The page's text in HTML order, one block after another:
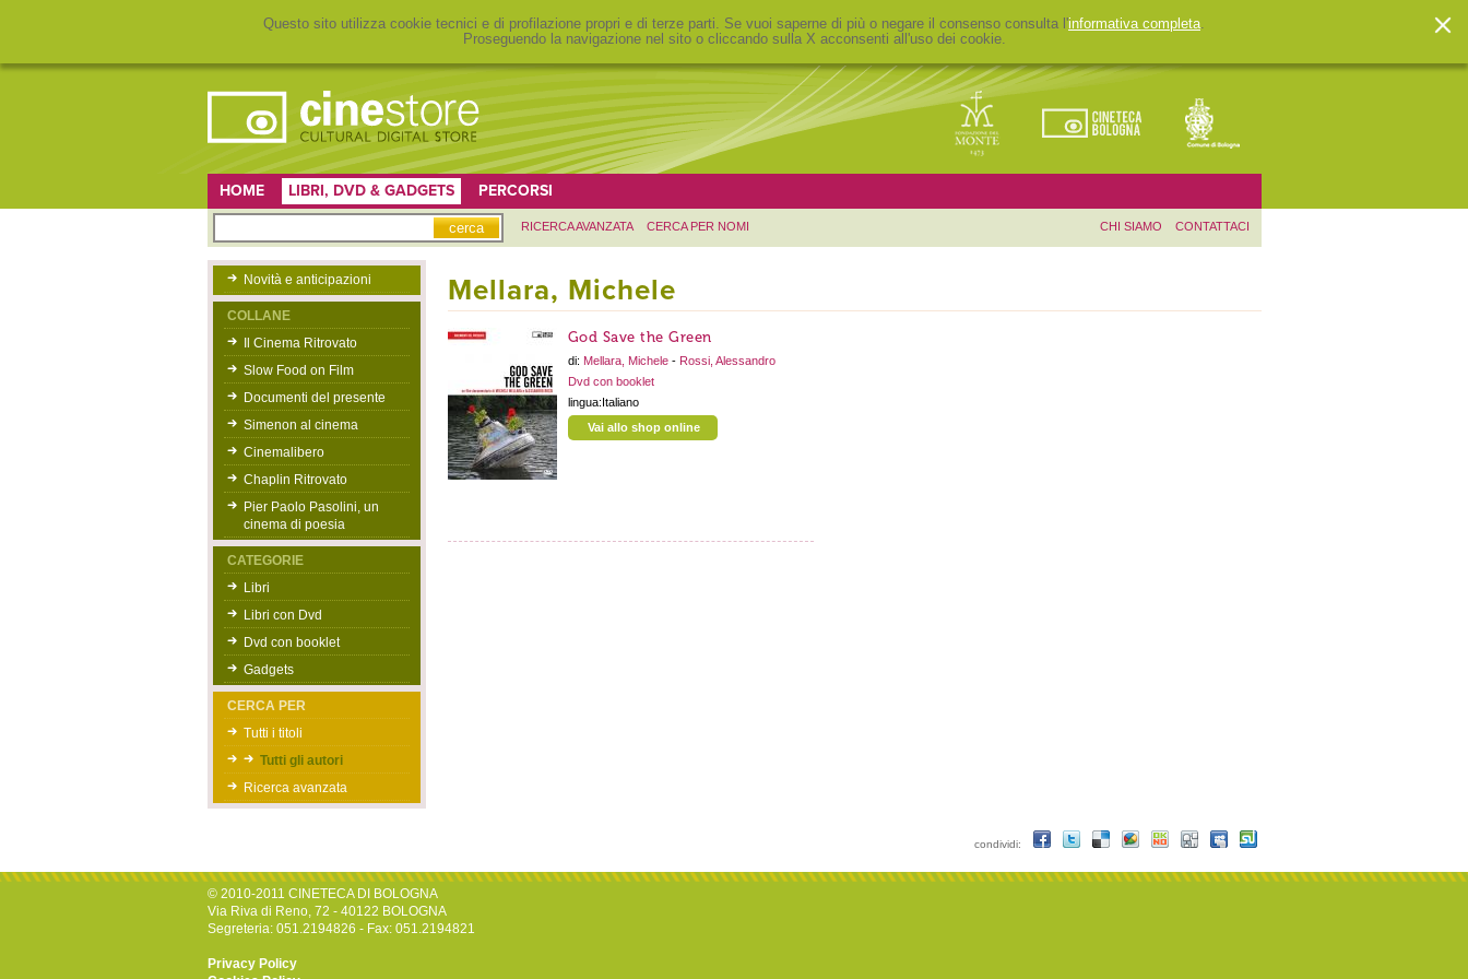
Questo sito utilizza cookie tecnici e di profilazione propri e di terze parti. Se vuoi saperne di più o negare il consenso consulta l'informativa completa.
Proseguendo la navigazione nel sito o cliccando sulla X acconsenti all'uso dei cookie.
HOME LIBRI, DVD & GADGETS PERCORSI
RICERCA AVANZATA CERCA PER NOMI CHI SIAMO CONTATTACI
Novità e anticipazioni
COLLANE
Il Cinema Ritrovato
Slow Food on Film
Documenti del presente
Simenon al cinema
Cinemalibero
Chaplin Ritrovato
Pier Paolo Pasolini, un
cinema di poesia
CATEGORIE
Libri
Libri con Dvd
Dvd con booklet
Gadgets
CERCA PER
Tutti i titoli
Tutti gli autori
Ricerca avanzata
Mellara, Michele
God Save the Green
di: Mellara, Michele - Rossi, Alessandro
Dvd con booklet
lingua:Italiano
Vai allo shop online
condividi:
© 2010-2011 CINETECA DI BOLOGNA
Via Riva di Reno, 72 - 40122 BOLOGNA
Segreteria: 051.2194826 - Fax: 051.2194821
Privacy Policy